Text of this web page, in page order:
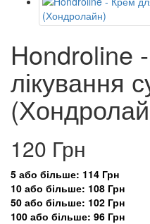
Hondroline
лікування
120 Грн
5 або більше: 114 Грн
10 або більше: 108 Грн
50 або більше: 102 Грн
100 або більше: 96 Грн